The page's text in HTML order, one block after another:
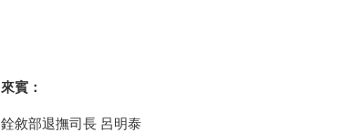
來賓：
銓敘部退撫司長 呂明泰